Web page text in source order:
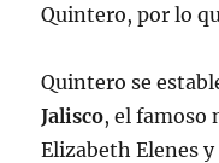
Quintero, por lo
Quintero se
Jalisco, el famoso
Elizabeth Elenes